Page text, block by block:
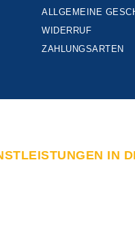
ALLGEMEINE
WIDERRUF
ZAHLUNGSARTEN
IN